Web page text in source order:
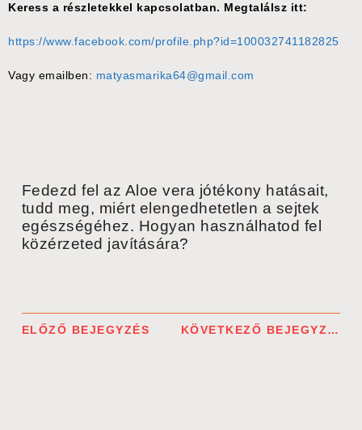
Keress a részletekkel kapcsolatban. Megtalálsz itt:
https://www.facebook.com/profile.php?id=100032741182825
Vagy emailben: matyasmarika64@gmail.com
Fedezd fel az Aloe vera jótékony hatásait,
tudd meg, miért elengedhetetlen a sejtek
egészségéhez. Hogyan használhatod fel
közérzeted javítására?
ELŐZŐ BEJEGYZÉS KÖVETKEZŐ BEJEGYZÉS